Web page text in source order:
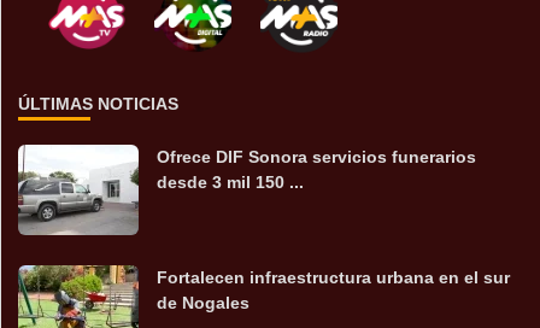
ÚLTIMAS NOTICIAS
Ofrece DIF Sonora servicios funerarios
desde 3 mil 150 ...
Fortalecen infraestructura urbana en el sur
de Nogales